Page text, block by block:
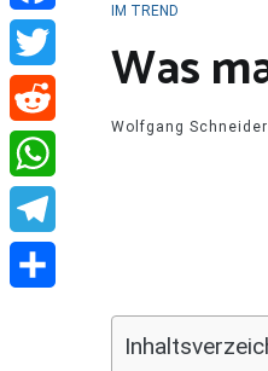
IM TREND
Was
Wolfgang Schneider
Facebook
Twitter
Reddit
WhatsApp
Telegram